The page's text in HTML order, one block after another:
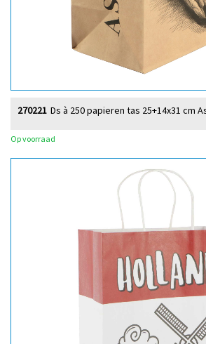
Ds à 250 papieren tas 25+14x31 cm
270221
Op voorraad